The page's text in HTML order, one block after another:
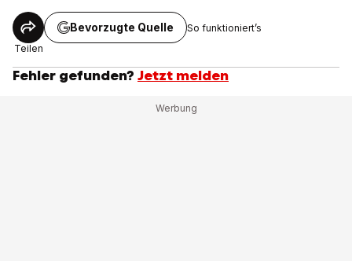
Teilen
Bevorzugte Quelle So funktioniert’s
Fehler gefunden? Jetzt melden